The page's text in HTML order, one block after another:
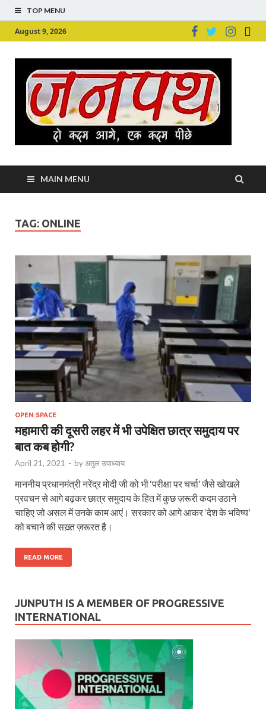
TOP MENU
August 9, 2026
MAIN MENU
TAG: ONLINE
OPEN SPACE
महामारी की दूसरी लहर में भी उपेक्षित छात्र समुदाय पर
बात कब होगी?
April 21, 2021 - byअतुल उपाध्याय
माननीय प्रधानमंत्री नरेंद्र मोदी जी को भी ‘परीक्षा पर चर्चा’ जैसे खोखले
प्रवचन से आगे बढ़कर छात्र समुदाय के हित में कुछ ज़रूरी कदम उठाने
चाहिए जो असल में उनके काम आएं। सरकार को आगे आकर ‘देश के भविष्य’
को बचाने की सख़्त ज़रूरत है।
READ MORE
JUNPUTH IS A MEMBER OF PROGRESSIVE
INTERNATIONAL